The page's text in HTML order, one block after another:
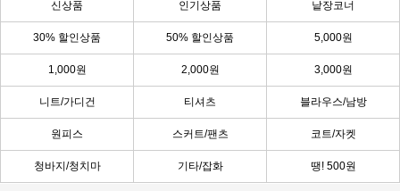
신상품 인기상품 낱장코너
30% 할인상품 50% 할인상품 5,000원
1,000원 2,000원 3,000원
니트/가디건 티셔츠 블라우스/남방
원피스 스커트/팬츠 코트/자켓
청바지/청치마 기타/잡화 땡! 500원